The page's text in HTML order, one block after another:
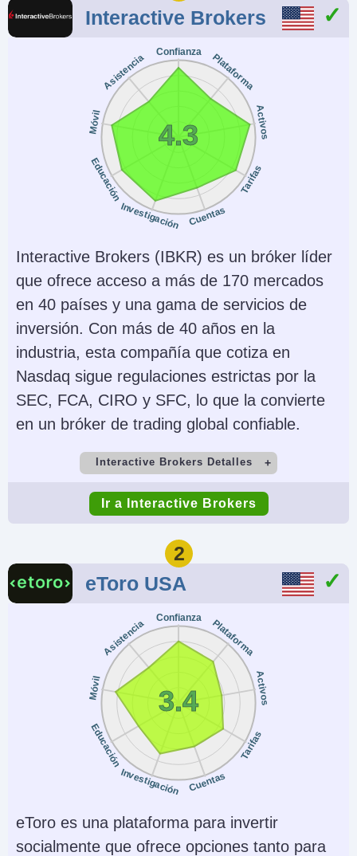
Interactive Brokers
Confianza Plataforma
Activos
Tarifas
Cuentas
Investigación
Educación
Móvil
Asistencia
4.3
Interactive Brokers (IBKR) es un bróker líder
que ofrece acceso a más de 170 mercados
en 40 países y una gama de servicios de
inversión. Con más de 40 años en la
industria, esta compañía que cotiza en
Nasdaq sigue regulaciones estrictas por la
SEC, FCA, CIRO y SFC, lo que la convierte
en un bróker de trading global confiable.
Interactive Brokers Detalles
Cuenta Demo
Yes
Depósito Mínimo
$0
1:50 (major forex
pairs), 1:2-1:4
Copy Trading
No
Regulador
SEC, FINRA, CFTC,
NFA, CIRO, FCA, CBI,
ASIC, SFC, SEBI,
JFSA, MAS
Instrumentos
Futures, Forex, Funds,
Bonds, ETFs, Mutual
(TWS), IBKR Desktop,
GlobalTrader, Mobile,
Ir a Interactive Brokers
2
eToro USA
Confianza Plataforma
Activos
Tarifas
Cuentas
Investigación
Educación
Móvil
Asistencia
3.4
eToro es una plataforma para invertir
socialmente que ofrece opciones tanto para